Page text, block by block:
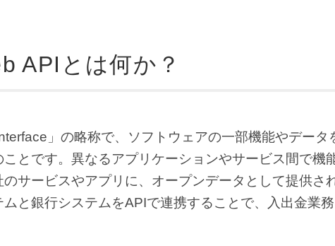
APIとは何か？
」の略称で、ソフトウェアの一部機能やデータ
とです。異なるアプリケーションやサービス間で機
サービスやアプリに、オープンデータとして提供さ
と銀行システムをAPIで連携することで、入出金業